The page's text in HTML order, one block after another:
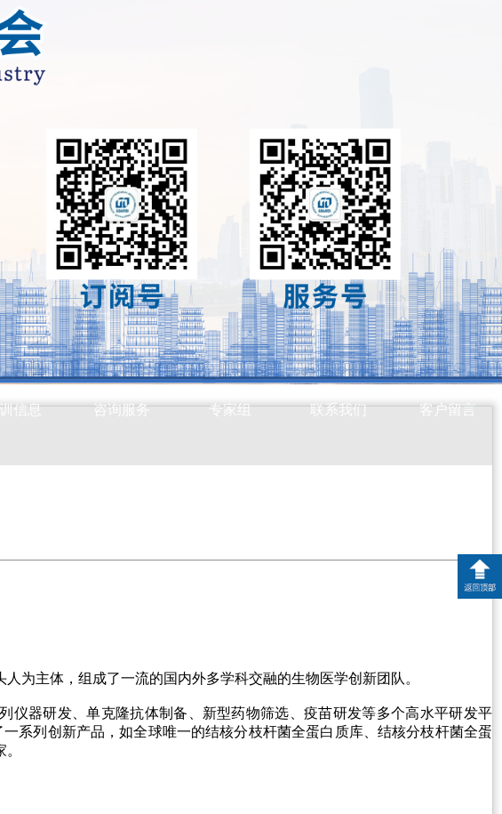
信息 咨询服务 专家组 联系我们 客户留言
为主体，组成了一流的国内外多学科交融的生物医学创新团队。
器研发、单克隆抗体制备、新型药物筛选、疫苗研发等多个高水平研发平
系列创新产品，如全球唯一的结核分枝杆菌全蛋白质库、结核分枝杆菌全蛋